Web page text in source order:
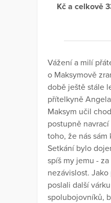
Kč a celkově
Vážení a milí
o Maksymově
době ještě stále
přítelkyně
Maksym učil
postupně
toho, že nás
Setkání bylo
spíš my jemu -
nezávislost.
poslali další
spolubojovníků,